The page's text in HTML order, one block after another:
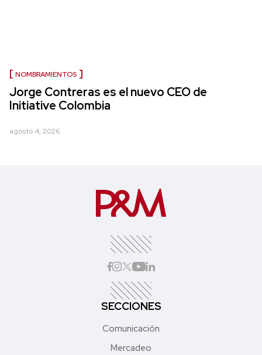
NOMBRAMIENTOS
Jorge Contreras es el nuevo CEO de
Initiative Colombia
agosto 4, 2026
SECCIONES
Comunicación
Mercadeo